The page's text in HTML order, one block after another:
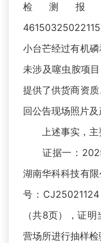
检测报
小台芒经过有机
未涉及噻虫胺项
提供了供货商资
回公告现场照片及
上述事实，主
证据一：2025
湖南华科科技有
号：
（共8页），证
营场所进行抽样检